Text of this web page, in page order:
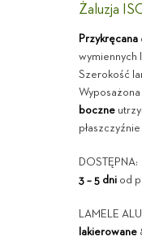
Żaluzja
Przykręcana
wymiennych
Szerokość
Wyposażona
boczne
DOSTĘPNA:
3 – 5 dniod
LAMELE
lakierowane